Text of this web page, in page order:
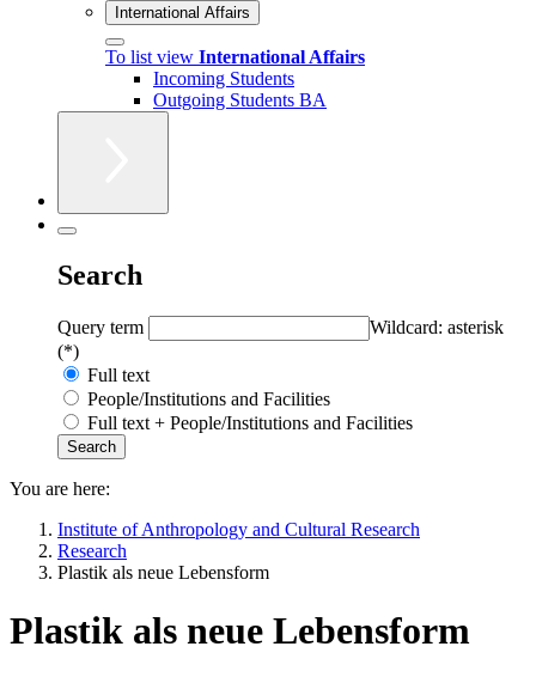
International Affairs
To list view International Affairs
Incoming Students
Outgoing Students BA
Search
Query term
Wildcard: asterisk
(*)
Full text
People/Institutions and Facilities
Full text + People/Institutions and Facilities
You are here:
Institute of Anthropology and Cultural Research
Research
Plastik als neue Lebensform
Plastik als neue Lebensform